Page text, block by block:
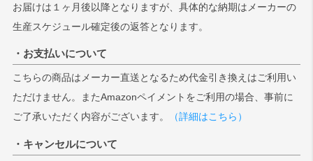
お届けは１ヶ月後以降となりますが、具体的な納期はメーカーの
生産スケジュール確定後の返答となります。
・お支払いについて
こちらの商品はメーカー直送となるため代金引き換えはご利用い
ただけません。またAmazonペイメントをご利用の場合、事前に
ご了承いただく内容がございます。
（詳細はこちら）
・キャンセルについて